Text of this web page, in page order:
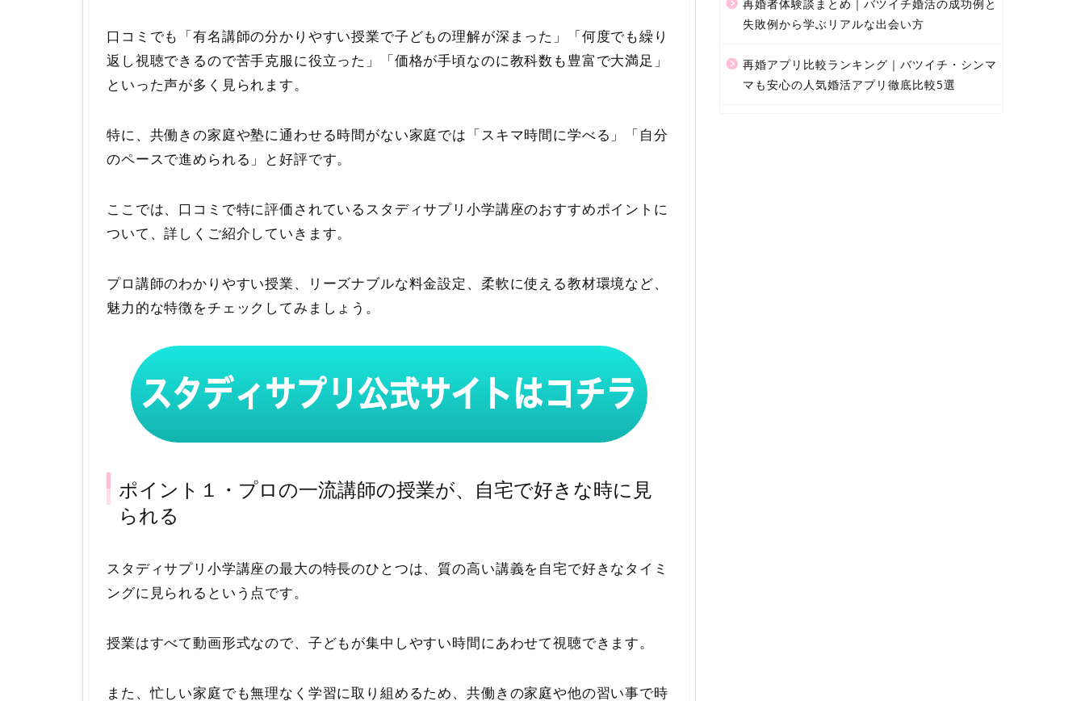
口コミでも「有名講師の分かりやすい授業で子どもの理解が深まった」「何度でも繰り
返し視聴できるので苦手克服に役立った」「価格が手頃なのに教科数も豊富で大満足」
といった声が多く見られます。
特に、共働きの家庭や塾に通わせる時間がない家庭では「スキマ時間に学べる」「自分
のペースで進められる」と好評です。
ここでは、口コミで特に評価されているスタディサプリ小学講座のおすすめポイントに
ついて、詳しくご紹介していきます。
プロ講師のわかりやすい授業、リーズナブルな料金設定、柔軟に使える教材環境など、
魅力的な特徴をチェックしてみましょう。
ポイント１・プロの一流講師の授業が、自宅で好きな時に見
られる
スタディサプリ小学講座の最大の特長のひとつは、質の高い講義を自宅で好きなタイミ
ングに見られるという点です。
授業はすべて動画形式なので、子どもが集中しやすい時間にあわせて視聴できます。
また、忙しい家庭でも無理なく学習に取り組めるため、共働きの家庭や他の習い事で時
再婚者体験談まとめ｜バツイチ婚活の成功例と
失敗例から学ぶリアルな出会い方
再婚アプリ比較ランキング｜バツイチ・シンマ
マも安心の人気婚活アプリ徹底比較5選